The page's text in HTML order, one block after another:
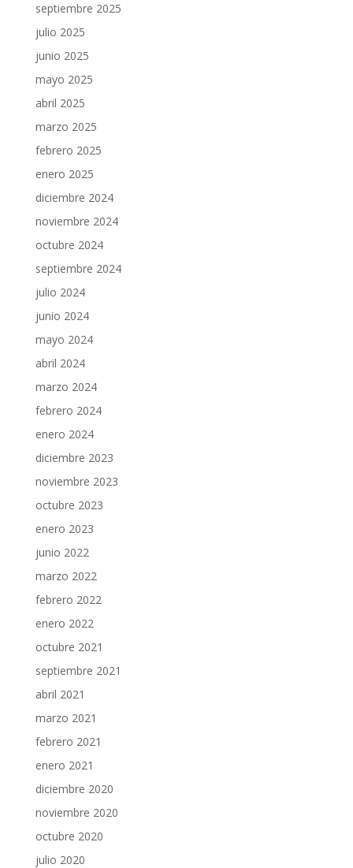
septiembre 2025
julio 2025
junio 2025
mayo 2025
abril 2025
marzo 2025
febrero 2025
enero 2025
diciembre 2024
noviembre 2024
octubre 2024
septiembre 2024
julio 2024
junio 2024
mayo 2024
abril 2024
marzo 2024
febrero 2024
enero 2024
diciembre 2023
noviembre 2023
octubre 2023
enero 2023
junio 2022
marzo 2022
febrero 2022
enero 2022
octubre 2021
septiembre 2021
abril 2021
marzo 2021
febrero 2021
enero 2021
diciembre 2020
noviembre 2020
octubre 2020
julio 2020